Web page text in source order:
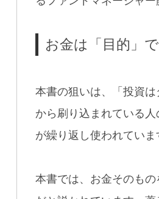
お金は「目的」
本書の狙いは、「投資
から刷り込まれている
が繰り返し使われていま
本書では、お金そのも